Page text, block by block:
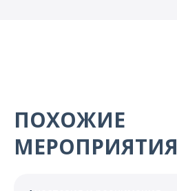
ПОХОЖИЕ
МЕРОПРИЯТИЯ